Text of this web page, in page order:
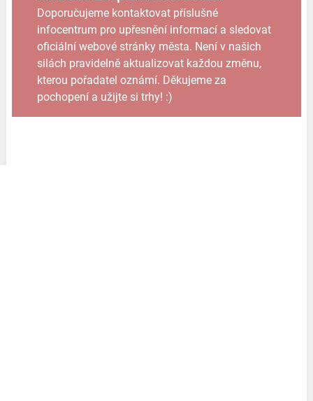
Doporučujeme kontaktovat příslušné
infocentrum pro upřesnění informací a sledovat
oficiální webové stránky města. Není v našich
silách pravidelně aktualizovat každou změnu,
kterou pořadatel oznámí. Děkujeme za
pochopení a užijte si trhy! :)